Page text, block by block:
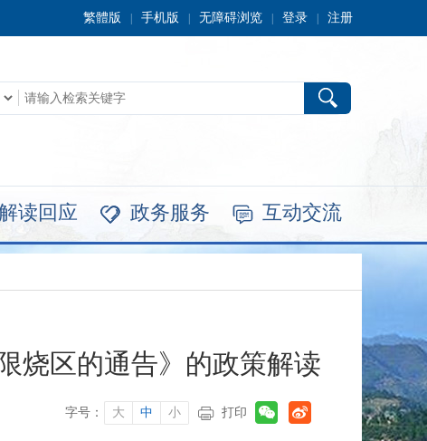
繁體版 手机版 无障碍浏览 登录 注册
读回应  政务服务  互动交流
烧区的通告》的政策解读
字号： 大 中 小 打印